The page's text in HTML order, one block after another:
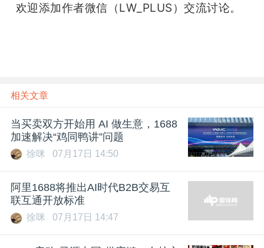
欢迎添加作者微信（LW_PLUS）交流讨论。
相关文章
当买卖双方开始用 AI 做生意，1688
加速解决“鸡同鸭讲”问题
徐咪 07月17日 14:50
阿里1688将推出AI时代B2B交易互
联互通开放标准
徐咪 07月17日 14:47